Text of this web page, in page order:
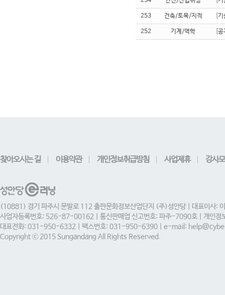
253 건축/토목/지적 기
252 기계/역학 공
찾아오시는 길 이용약관 개인정보취급방침 사업제휴 강사
(10881) 경기 파주시 문발로 112 출판문화정보산업단지 (주)성안당 | 대표이사:
사업자등록번호: 526-87-00162 | 통신판매업 신고번호: 파주-7090호 | 개인정
대표전화: 031-950-6332 | 팩스번호: 031-950-6390 | e-mail:
Copyright ⓒ 2015 Sungandang All Rights Reserved.